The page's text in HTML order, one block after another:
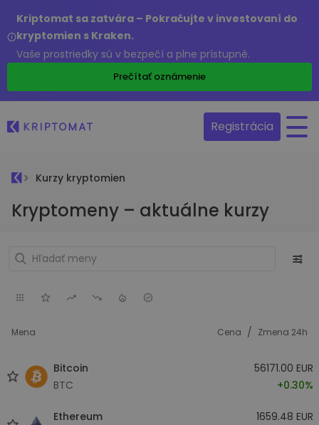
Kriptomat sa zatvára – Pokračujte v investovaní do
kryptomien s Kraken.
Vaše prostriedky sú v bezpečí a plne prístupné.
Prečítať oznámenie
Registrácia
Kurzy kryptomien
Kryptomeny – aktuálne kurzy
Mena Cena / Zmena 24h
Bitcoin
BTC
56171.00 EUR
+0.30%
Ethereum
1659.48 EUR